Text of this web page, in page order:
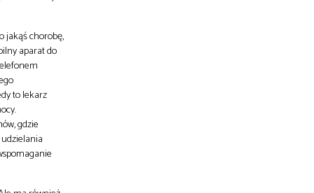
jakąś chorobę,
aparat do
to lekarz
gdzie